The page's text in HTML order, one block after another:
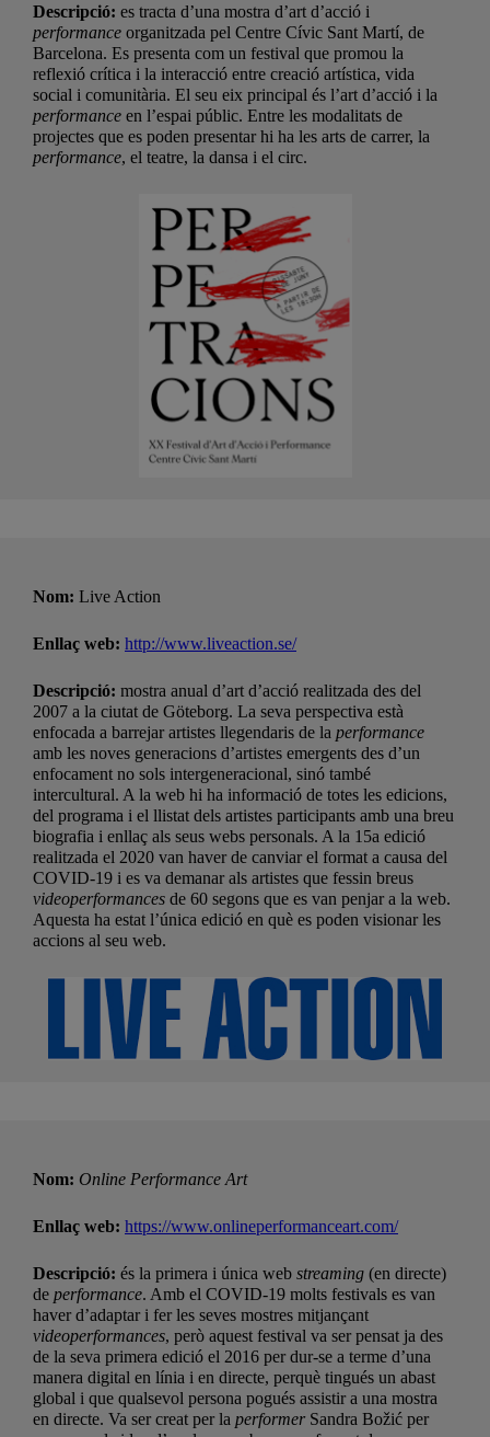
Descripció: es tracta d’una mostra d’art d’acció i
performance organitzada pel Centre Cívic Sant Martí, de
Barcelona. Es presenta com un festival que promou la
reflexió crítica i la interacció entre creació artística, vida
social i comunitària. El seu eix principal és l’art d’acció i la
performance en l’espai públic. Entre les modalitats de
projectes que es poden presentar hi ha les arts de carrer, la
performance, el teatre, la dansa i el circ.
Nom: Live Action
Enllaç web: http://www.liveaction.se/
Descripció: mostra anual d’art d’acció realitzada des del
2007 a la ciutat de Göteborg. La seva perspectiva està
enfocada a barrejar artistes llegendaris de la performance
amb les noves generacions d’artistes emergents des d’un
enfocament no sols intergeneracional, sinó també
intercultural. A la web hi ha informació de totes les edicions,
del programa i el llistat dels artistes participants amb una breu
biografia i enllaç als seus webs personals. A la 15a edició
realitzada el 2020 van haver de canviar el format a causa del
COVID-19 i es va demanar als artistes que fessin breus
videoperformances de 60 segons que es van penjar a la web.
Aquesta ha estat l’única edició en què es poden visionar les
accions al seu web.
Nom: Online Performance Art
Enllaç web: https://www.onlineperformanceart.com/
Descripció: és la primera i única web streaming (en directe)
de performance. Amb el COVID-19 molts festivals es van
haver d’adaptar i fer les seves mostres mitjançant
videoperformances, però aquest festival va ser pensat ja des
de la seva primera edició el 2016 per dur-se a terme d’una
manera digital en línia i en directe, perquè tingués un abast
global i que qualsevol persona pogués assistir a una mostra
en directe. Va ser creat per la performer Sandra Božić per